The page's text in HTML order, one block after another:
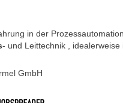
in der Prozessautomation
- und Leittechnik , idealerweise
GmbH